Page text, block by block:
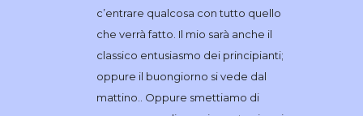
c’entrare qualcosa con tutto quello
che verrà fatto. Il mio sarà anche il
classico entusiasmo dei principianti;
oppure il buongiorno si vede dal
mattino.. Oppure smettiamo di